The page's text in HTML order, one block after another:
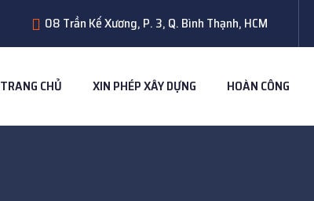
08 Trần Kế Xương, P. 3, Q. Bình Thạnh, HCM
TRANG CHỦ XIN PHÉP XÂY DỰNG HOÀN CÔNG